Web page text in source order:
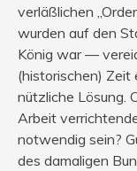
verläßlichen
wurden auf den
König war —
(historischen) Zeit
nützliche Lösung.
Arbeit
notwendig sein?
des damaligen